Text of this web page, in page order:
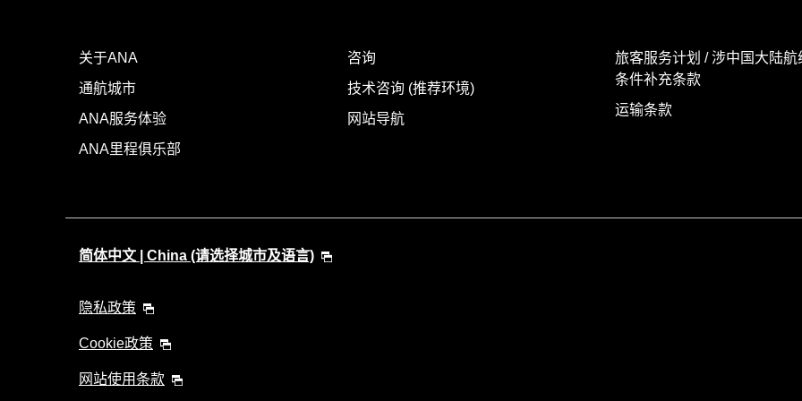
关于ANA
通航城市
ANA服务体验
ANA里程俱乐部
咨询
技术咨询 (推荐环境)
网站导航
旅客服务计划 / 涉中国大陆航
条件补充条款
运输条款
简体中文 | China (请选择城市及语言)
隐私政策
Cookie政策
网站使用条款